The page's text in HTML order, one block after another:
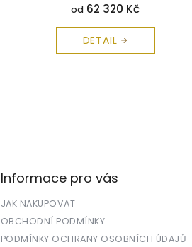
od 62 320 Kč
DETAIL
Informace pro vás
JAK NAKUPOVAT
OBCHODNÍ PODMÍNKY
PODMÍNKY OCHRANY OSOBNÍCH ÚDAJŮ